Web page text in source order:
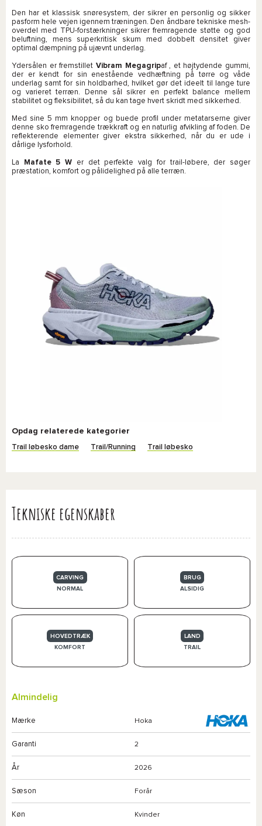
Den har et klassisk snøresystem, der sikrer en personlig og sikker
pasform hele vejen igennem træningen. Den åndbare tekniske mesh-
overdel med TPU-forstærkninger sikrer fremragende støtte og god
beluftning, mens superkritisk skum med dobbelt densitet giver
optimal dæmpning på ujævnt underlag.
Ydersålen er fremstillet Vibram Megagripaf , et højtydende gummi,
der er kendt for sin enestående vedhæftning på tørre og våde
underlag samt for sin holdbarhed, hvilket gør det ideelt til lange ture
og varieret terræn. Denne sål sikrer en perfekt balance mellem
stabilitet og fleksibilitet, så du kan tage hvert skridt med sikkerhed.
Med sine 5 mm knopper og buede profil under metatarserne giver
denne sko fremragende trækkraft og en naturlig afvikling af foden. De
reflekterende elementer giver ekstra sikkerhed, når du er ude i
dårlige lysforhold.
La Mafate 5 W er det perfekte valg for trail-løbere, der søger
præstation, komfort og pålidelighed på alle terræn.
Opdag relaterede kategorier
Trail løbesko dame Trail/Running Trail løbesko
Tekniske egenskaber
CARVING
NORMAL
BRUG
ALSIDIG
HOVEDTRÆK
KOMFORT
LAND
TRAIL
Almindelig
Mærke Hoka
Garanti 2
År 2026
Sæson Forår
Køn Kvinder